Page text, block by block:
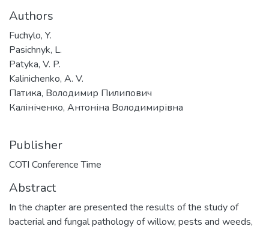
Authors
Fuchylo, Y.
Pasichnyk, L.
Patyka, V. P.
Kalinichenko, A. V.
Патика, Володимир Пилипович
Калініченко, Антоніна Володимирівна
Publisher
COTI Conference Time
Abstract
In the chapter are presented the results of the study of
bacterial and fungal pathology of willow, pests and weeds,